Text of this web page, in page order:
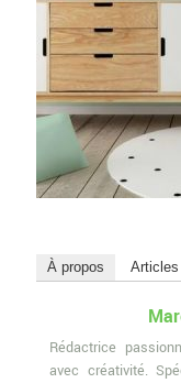
À propos
Rédactrice
avec créativité.